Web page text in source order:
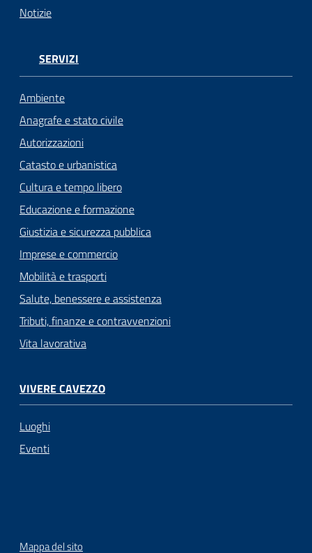
Notizie
SERVIZI
Ambiente
Anagrafe e stato civile
Autorizzazioni
Catasto e urbanistica
Cultura e tempo libero
Educazione e formazione
Giustizia e sicurezza pubblica
Imprese e commercio
Mobilità e trasporti
Salute, benessere e assistenza
Tributi, finanze e contravvenzioni
Vita lavorativa
VIVERE CAVEZZO
Luoghi
Eventi
Mappa del sito